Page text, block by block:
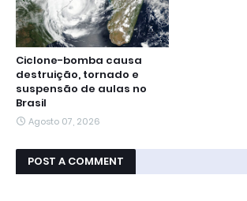
Ciclone-bomba causa
destruição, tornado e
suspensão de aulas no
Brasil
Agosto 07, 2026
POST A COMMENT